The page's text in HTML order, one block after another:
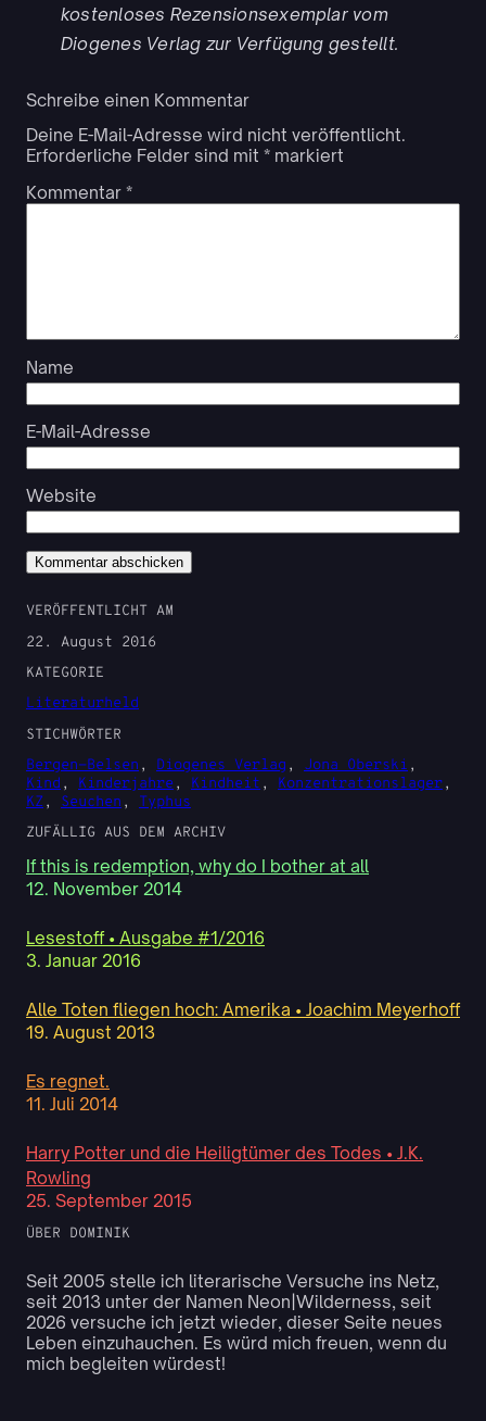
kostenloses Rezensionsexemplar vom
Diogenes Verlag zur Verfügung gestellt.
Schreibe einen Kommentar
Deine E-Mail-Adresse wird nicht veröffentlicht.
Erforderliche Felder sind mit * markiert
Kommentar *
Name
E-Mail-Adresse
Website
VERÖFFENTLICHT AM
22. August 2016
KATEGORIE
Literaturheld
STICHWÖRTER
Bergen-Belsen , Diogenes Verlag , Jona Oberski
Kind , Kinderjahre, Kindheit , Konzentrationslager
KZ, Seuchen , Typhus
ZUFÄLLIG AUS DEM ARCHIV
If this is redemption, why do I bother at all
12. November 2014
Lesestoff • Ausgabe #1/2016
3. Januar 2016
Alle Toten fliegen hoch: Amerika • Joachim Meyerhoff
19. August 2013
Es regnet.
11. Juli 2014
Harry Potter und die Heiligtümer des Todes • J.K.
Rowling
25. September 2015
ÜBER DOMINIK
Seit 2005 stelle ich literarische Versuche ins Netz,
seit 2013 unter der Namen Neon|Wilderness, seit
2026 versuche ich jetzt wieder, dieser Seite neues
Leben einzuhauchen. Es würd mich freuen, wenn du
mich begleiten würdest!